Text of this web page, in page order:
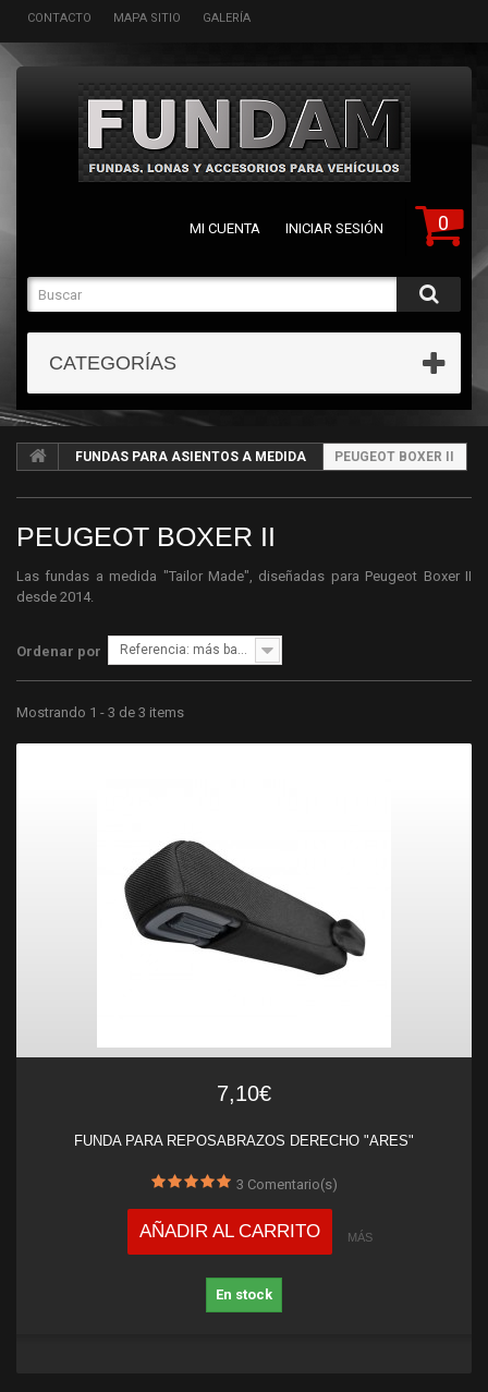
CONTACTO MAPA SITIO GALERÍA
0
MI CUENTA INICIAR SESIÓN
CATEGORÍAS
FUNDAS PARA ASIENTOS A MEDIDA PEUGEOT BOXER II
PEUGEOT BOXER II
Las fundas a medida "Tailor Made", diseñadas para Peugeot Boxer II
desde 2014.
Ordenar por Referencia: más bajo primero
Mostrando 1 - 3 de 3 items
7,10€
FUNDA PARA REPOSABRAZOS DERECHO "ARES"
3 Comentario(s)
AÑADIR AL CARRITO MÁS
En stock